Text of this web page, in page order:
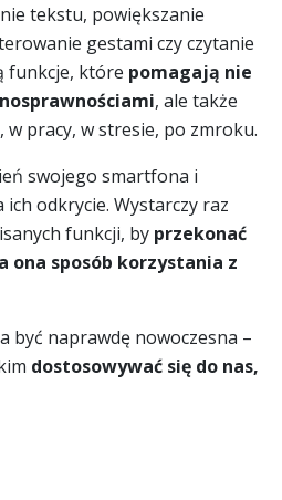
tekstu, powiększanie
gestami czy czytanie
funkcje, które pomagają nie
, ale także
w pracy, w stresie, po zmroku.
swojego smartfona i
odkrycie. Wystarczy raz
funkcji, by przekonać
ona sposób korzystania z
być naprawdę nowoczesna –
dostosowywać się do nas,